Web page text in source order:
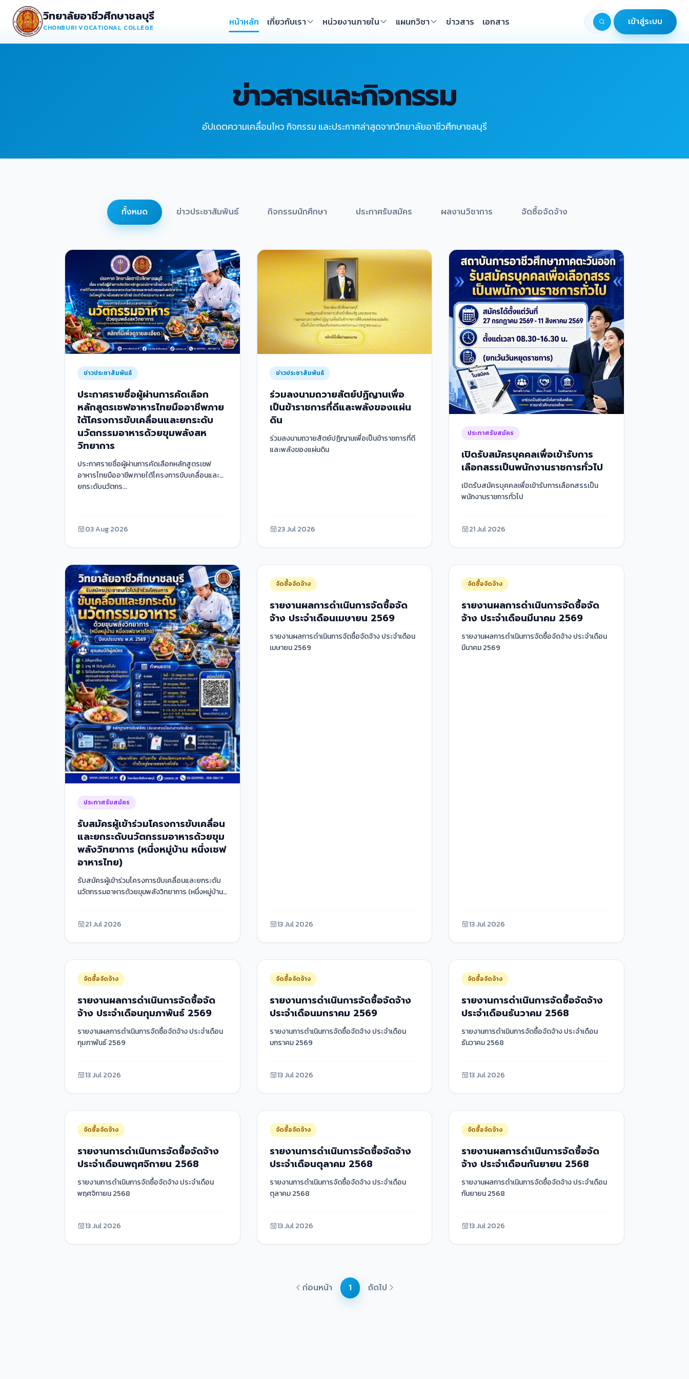
วิทยาลัยอาชีวศึกษาชลบุรี
CHONBURI VOCATIONAL COLLEGE
หน้าหลัก เกี่ยวกับเรา หน่วยงานภายใน แผนกวิชา ข่าวสาร เอกสาร เข้าสู่ระบบ
ข่าวสารและกิจกรรม
อัปเดตความเคลื่อนไหว กิจกรรม และประกาศล่าสุดจากวิทยาลัยอาชีวศึกษาชลบุรี
ทั้งหมด ข่าวประชาสัมพันธ์ กิจกรรมนักศึกษา ประกาศรับสมัคร ผลงานวิชาการ จัดซื้อจัดจ้าง
ข่าวประชาสัมพันธ์
ประกาศรายชื่อผู้ผ่านการคัดเลือก
หลักสูตรเชฟอาหารไทยมืออาชีพภาย
ใต้โครงการขับเคลื่อนและยกระดับ
นวัตกรรมอาหารด้วยขุมพลังสห
วิทยาการ
ประกาศรายชื่อผู้ผ่านการคัดเลือกหลักสูตรเชฟ
อาหารไทยมืออาชีพภายใต้โครงการขับเคลื่อนและ
ยกระดับนวัตกร...
03 Aug 2026
ข่าวประชาสัมพันธ์
ร่วมลงนามถวายสัตย์ปฏิญานเพื่อ
เป็นข้าราชการที่ดีและพลังของแผ่น
ดิน
ร่วมลงนามถวายสัตย์ปฏิญานเพื่อเป็นข้าราชการที่ดี
และพลังของแผ่นดิน
23 Jul 2026
ประกาศรับสมัคร
เปิดรับสมัครบุคคลเพื่อเข้ารับการ
เลือกสรรเป็นพนักงานราชการทั่วไป
เปิดรับสมัครบุคคลเพื่อเข้ารับการเลือกสรรเป็น
พนักงานราชการทั่วไป
21 Jul 2026
ประกาศรับสมัคร
รับสมัครผู้เข้าร่วมโครงการขับเคลื่อน
และยกระดับนวัตกรรมอาหารด้วยขุม
พลังวิทยาการ (หนึ่งหมู่บ้าน หนึ่งเชฟ
อาหารไทย)
รับสมัครผู้เข้าร่วมโครงการขับเคลื่อนและยกระดับ
นวัตกรรมอาหารด้วยขุมพลังวิทยาการ (หนึ่งหมู่บ้าน
21 Jul 2026
จัดซื้อจัดจ้าง
รายงานผลการดำเนินการจัดซื้อจัด
จ้าง ประจำเดือนเมษายน 2569
รายงานผลการดำเนินการจัดซื้อจัดจ้าง ประจำเดือน
เมษายน 2569
13 Jul 2026
จัดซื้อจัดจ้าง
รายงานผลการดำเนินการจัดซื้อจัด
จ้าง ประจำเดือนมีนาคม 2569
รายงานผลการดำเนินการจัดซื้อจัดจ้าง ประจำเดือน
มีนาคม 2569
13 Jul 2026
จัดซื้อจัดจ้าง
รายงานผลการดำเนินการจัดซื้อจัด
จ้าง ประจำเดือนกุมภาพันธ์ 2569
รายงานผลการดำเนินการจัดซื้อจัดจ้าง ประจำเดือน
กุมภาพันธ์ 2569
13 Jul 2026
จัดซื้อจัดจ้าง
รายงานการดำเนินการจัดซื้อจัดจ้าง
ประจำเดือนมกราคม 2569
รายงานการดำเนินการจัดซื้อจัดจ้าง ประจำเดือน
มกราคม 2569
13 Jul 2026
จัดซื้อจัดจ้าง
รายงานการดำเนินการจัดซื้อจัดจ้าง
ประจำเดือนธันวาคม 2568
รายงานการดำเนินการจัดซื้อจัดจ้าง ประจำเดือน
ธันวาคม 2568
13 Jul 2026
จัดซื้อจัดจ้าง
รายงานการดำเนินการจัดซื้อจัดจ้าง
ประจำเดือนพฤศจิกายน 2568
รายงานการดำเนินการจัดซื้อจัดจ้าง ประจำเดือน
พฤศจิกายน 2568
13 Jul 2026
จัดซื้อจัดจ้าง
รายงานการดำเนินการจัดซื้อจัดจ้าง
ประจำเดือนตุลาคม 2568
รายงานการดำเนินการจัดซื้อจัดจ้าง ประจำเดือน
ตุลาคม 2568
13 Jul 2026
จัดซื้อจัดจ้าง
รายงานผลการดำเนินการจัดซื้อจัด
จ้าง ประจำเดือนกันยายน 2568
รายงานผลการดำเนินการจัดซื้อจัดจ้าง ประจำเดือน
กันยายน 2568
13 Jul 2026
ก่อนหน้า 1 ถัดไป